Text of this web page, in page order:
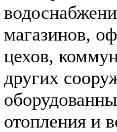
магазинов,
цехов,
других
отопления и